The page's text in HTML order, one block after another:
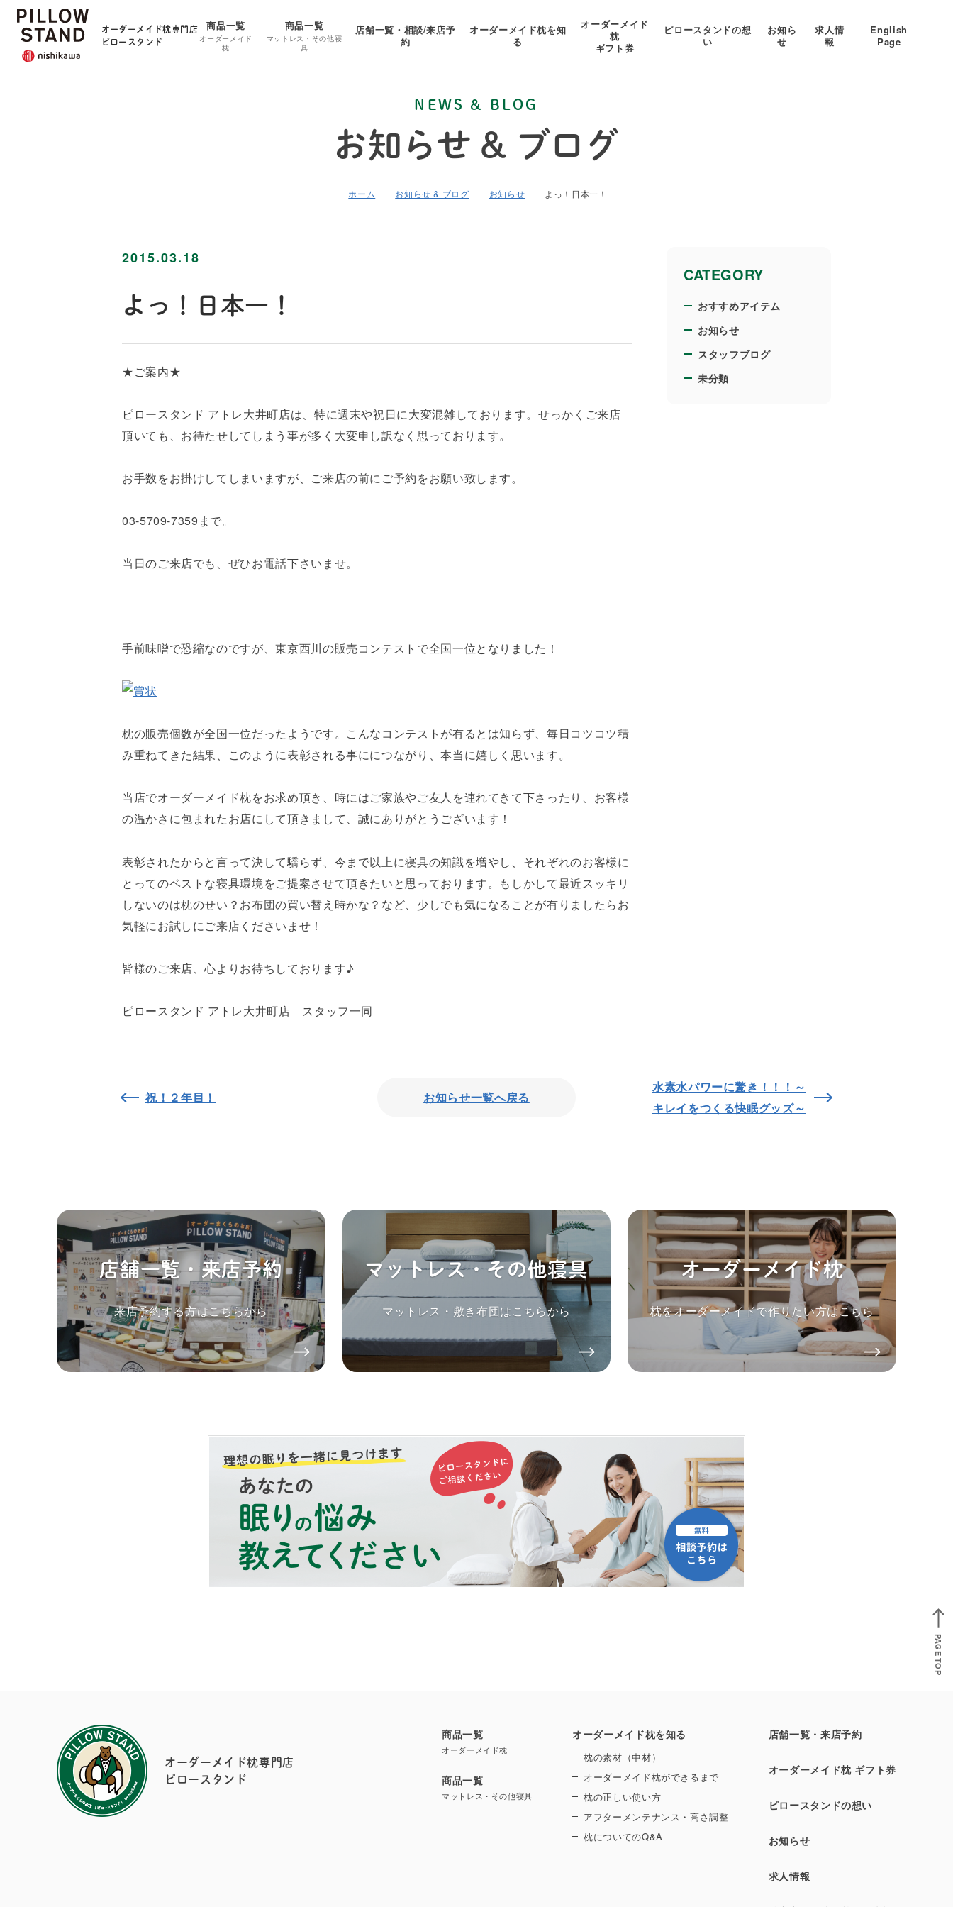
オーダーメイド枕専門店
ピロースタンド
商品一覧
オーダーメイド
枕
商品一覧
マットレス・その他寝
具
店舗一覧・相談/来店予
約
オーダーメイド枕を知
る
オーダーメイド
枕
ギフト券
ピロースタンドの想
い
お知ら
せ
求人情
報
English
Page
NEWS & BLOG
お知らせ & ブログ
ホーム お知らせ & ブログ お知らせ よっ！日本一！
2015.03.18
よっ！日本一！
★ご案内★
ピロースタンド アトレ大井町店は、特に週末や祝日に大変混雑しております。せっかくご来店
頂いても、お待たせしてしまう事が多く大変申し訳なく思っております。
お手数をお掛けしてしまいますが、ご来店の前にご予約をお願い致します。
03-5709-7359まで。
当日のご来店でも、ぜひお電話下さいませ。
手前味噌で恐縮なのですが、東京西川の販売コンテストで全国一位となりました！
枕の販売個数が全国一位だったようです。こんなコンテストが有るとは知らず、毎日コツコツ積
み重ねてきた結果、このように表彰される事ににつながり、本当に嬉しく思います。
当店でオーダーメイド枕をお求め頂き、時にはご家族やご友人を連れてきて下さったり、お客様
の温かさに包まれたお店にして頂きまして、誠にありがとうございます！
表彰されたからと言って決して驕らず、今まで以上に寝具の知識を増やし、それぞれのお客様に
とってのベストな寝具環境をご提案させて頂きたいと思っております。もしかして最近スッキリ
しないのは枕のせい？お布団の買い替え時かな？など、少しでも気になることが有りましたらお
気軽にお試しにご来店くださいませ！
皆様のご来店、心よりお待ちしております♪
ピロースタンド アトレ大井町店 スタッフ一同
CATEGORY
おすすめアイテム
お知らせ
スタッフブログ
未分類
祝！２年目！ お知らせ一覧へ戻る
水素水パワーに驚き！！！～
キレイをつくる快眠グッズ～
店舗一覧・来店予約
来店予約する方はこちらから
マットレス・その他寝具
マットレス・敷き布団はこちらから
オーダーメイド枕
枕をオーダーメイドで作りたい方はこちら
オーダーメイド枕専門店
ピロースタンド
商品一覧
オーダーメイド枕
商品一覧
マットレス・その他寝具
オーダーメイド枕を知る
枕の素材（中材）
オーダーメイド枕ができるまで
枕の正しい使い方
アフターメンテナンス・高さ調整
枕についてのQ&A
店舗一覧・来店予約
オーダーメイド枕 ギフト券
ピロースタンドの想い
お知らせ
求人情報
PAGE TOP